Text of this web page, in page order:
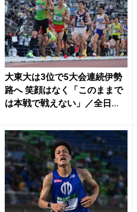
大東大は3位で5大会連続伊勢
路へ 笑顔はなく「このままで
は本戦で戦えない」／全日...